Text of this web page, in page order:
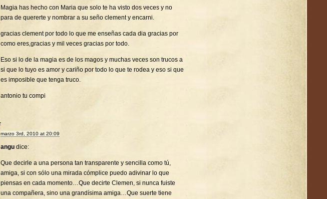
Magia has hecho con Maria que solo te ha visto dos veces y no
para de quererte y nombrar a su seño clement y encarni.
gracias clement por todo lo que me enseñas cada dia gracias por
como eres,gracias y mil veces gracias por todo.
Eso si lo de la magia es de los magos y muchas veces son trucos a
si que lo tuyo es amor y cariño por todo lo que te rodea y eso si que
es imposible que tenga truco.
antonio tu compi
marzo 3rd, 2010 at 20:09
angu dice:
Que decirle a una persona tan transparente y sencilla como tú,
amiga, si con sólo una mirada cómplice puedo adivinar lo que
piensas en cada momento…Que decirte Clemen, si nunca fuiste
una compañera, sino una grandísima amiga…Que suerte tiene